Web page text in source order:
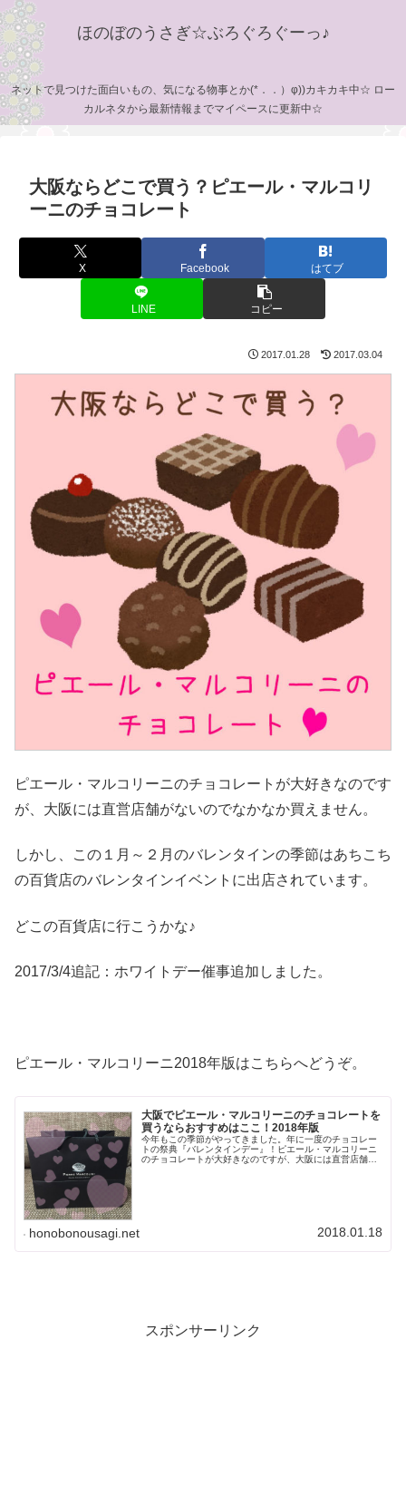
ほのぼのうさぎ☆ぶろぐろぐーっ♪
ネットで見つけた面白いもの、気になる物事とか(*．．）φ))カキカキ中☆ ロー
カルネタから最新情報までマイペースに更新中☆
大阪ならどこで買う？ピエール・マルコリ
ーニのチョコレート
X Facebook はてブ
LINE コピー
2017.01.28 2017.03.04
ピエール・マルコリーニのチョコレートが大好きなのです
が、大阪には直営店舗がないのでなかなか買えません。
しかし、この１月～２月のバレンタインの季節はあちこち
の百貨店のバレンタインイベントに出店されています。
どこの百貨店に行こうかな♪
2017/3/4追記：ホワイトデー催事追加しました。
ピエール・マルコリーニ2018年版はこちらへどうぞ。
大阪でピエール・マルコリーニのチョコレートを
買うならおすすめはここ！2018年版
今年もこの季節がやってきました。年に一度のチョコレー
トの祭典『バレンタインデー』！ピエール・マルコリーニ
のチョコレートが大好きなのですが、大阪には直営店舗が
honobonousagi.net 2018.01.18
スポンサーリンク